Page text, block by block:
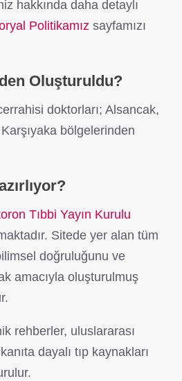
hakkında daha detaylı
Politikamız sayfamızı
Oluşturuldu?
doktorları; Alsancak,
bölgelerinden
Tıbbi Yayın Kurulu
Sitede yer alan tüm
doğruluğunu ve
amacıyla oluşturulmuş
rehberler, uluslararası
dayalı tıp kaynakları